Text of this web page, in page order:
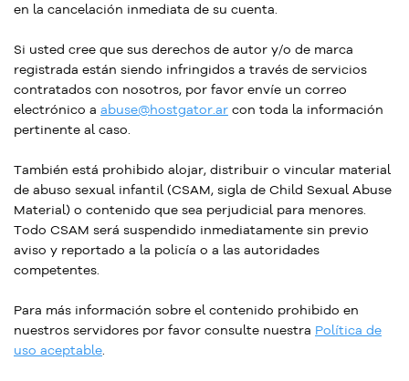
en la cancelación inmediata de su cuenta.
Si usted cree que sus derechos de autor y/o de marca
registrada están siendo infringidos a través de servicios
contratados con nosotros, por favor envíe un correo
electrónico a abuse@hostgator.ar con toda la información
pertinente al caso.
También está prohibido alojar, distribuir o vincular material
de abuso sexual infantil (CSAM, sigla de Child Sexual Abuse
Material) o contenido que sea perjudicial para menores.
Todo CSAM será suspendido inmediatamente sin previo
aviso y reportado a la policía o a las autoridades
competentes.
Para más información sobre el contenido prohibido en
nuestros servidores por favor consulte nuestra Política de
uso aceptable.